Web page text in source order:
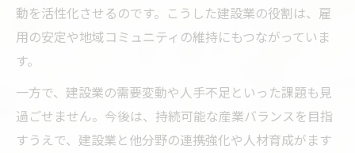
動を活性化させるのです。こうした建設業の役割は、雇
用の安定や地域コミュニティの維持にもつながっていま
す。
一方で、建設業の需要変動や人手不足といった課題も見
過ごせません。今後は、持続可能な産業バランスを目指
すうえで、建設業と他分野の連携強化や人材育成がます